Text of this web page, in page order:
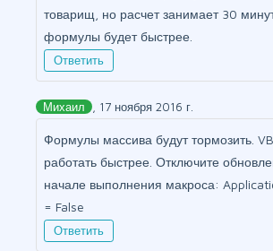
товарищ, но расчет занимает 30
формулы будет быстрее.
Ответить
Михаил , 17 ноября 2016 г.
Формулы массива будут тормозить.
работать быстрее. Отключите
начале выполнения макроса:
= False
Ответить